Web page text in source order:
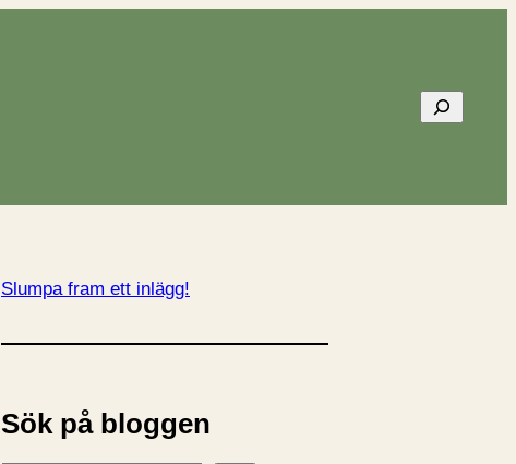
Sök
Slumpa fram ett inlägg!
Sök på bloggen